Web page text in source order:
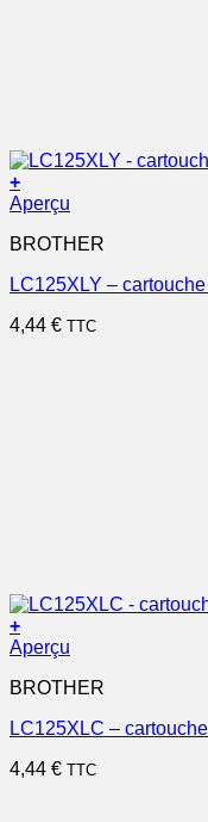
+
Aperçu
BROTHER
LC125XLY –
4,44 € TTC
+
Aperçu
BROTHER
LC125XLC –
4,44 € TTC